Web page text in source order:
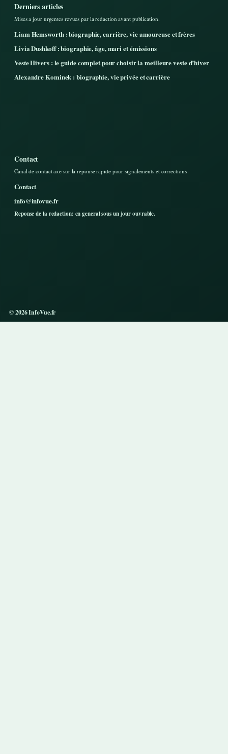
Derniers articles
Mises a jour urgentes revues par la redaction avant publication.
Liam Hemsworth : biographie, carrière, vie amoureuse et frères
Livia Dushkoff : biographie, âge, mari et émissions
Veste Hivers : le guide complet pour choisir la meilleure veste d’hiver
Alexandre Kominek : biographie, vie privée et carrière
Contact
Canal de contact axe sur la reponse rapide pour signalements et corrections.
Contact
info@infovue.fr
Reponse de la redaction: en general sous un jour ouvrable.
© 2026 InfoVue.fr